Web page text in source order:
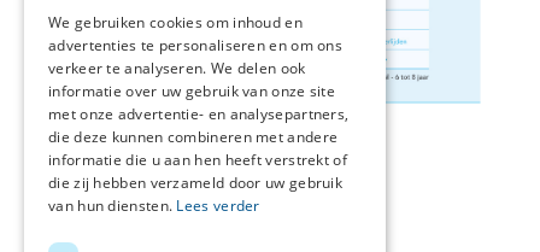
Deel deze pagina:
We gebruiken cookies om inhoud en
advertenties te personaliseren en om ons
verkeer te analyseren. We delen ook
informatie over uw gebruik van onze site
met onze advertentie- en analysepartners,
die deze kunnen combineren met andere
informatie die u aan hen heeft verstrekt of
die zij hebben verzameld door uw gebruik
van hun diensten. Lees verder